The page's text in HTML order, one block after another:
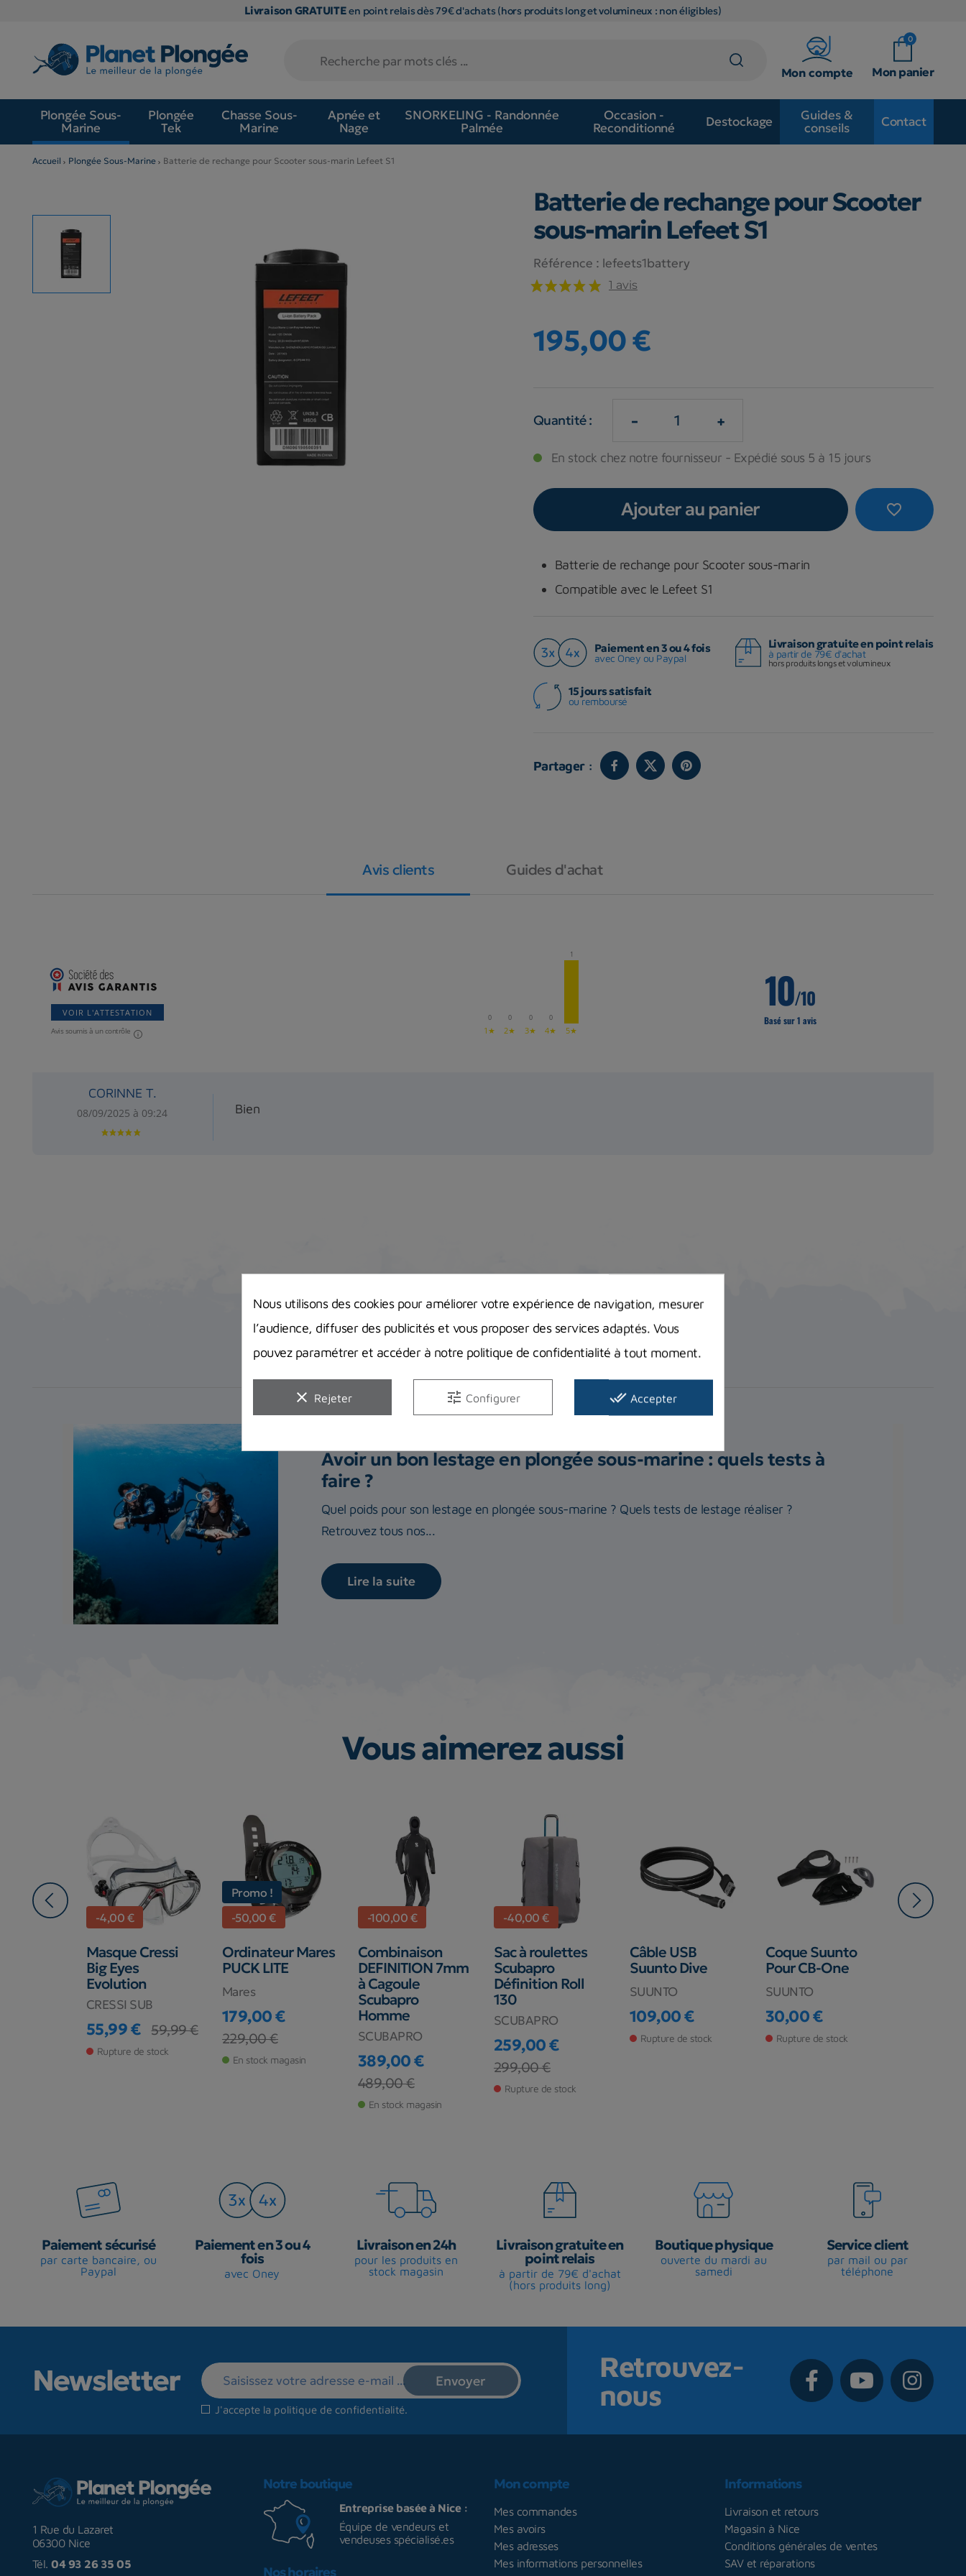
Livraison GRATUITEen point relais dès 79€ d'achats (hors produits long et volumineux : non éligibles)
Mon compte
0
Mon panier
Plongée Sous-
Marine
Plongée
Tek
Chasse Sous-
Marine
Apnée et
Nage
SNORKELING - Randonnée
Palmée
Occasion -
Reconditionné
Destockage
Guides &
conseils
Contact
Accueil Plongée Sous-Marine Batterie de rechange pour Scooter sous-marin Lefeet S1
Batterie de rechange pour Scooter
sous-marin Lefeet S1
Référence : lefeets1battery
1 avis
195,00 €
Quantité : - +
En stock chez notre fournisseur - Expédié sous 5 à 15 jours
favorite_border
Ajouter au panier
Batterie de rechange pour Scooter sous-marin
Compatible avec le Lefeet S1
Paiement en 3 ou 4 fois
avec Oney ou Paypal
Livraison gratuite en point relais
à partir de 79€ d'achat
hors produits longs et volumineux
15 jours satisfait
ou remboursé
Partager :
Avis clients Guides d'achat
VOIR L'ATTESTATION
Avis soumis à un contrôle
0
1★
0
2★
0
3★
0
4★
1
5★
10/10
Basé sur 1 avis
CORINNE T.
08/09/2025 à 09:24 Bien
Avis clients Guides d'achat
Avoir un bon lestage en plongée sous-marine : quels tests à
faire ?
Quel poids pour son lestage en plongée sous-marine ? Quels tests de lestage réaliser ?
Retrouvez tous nos...
Lire la suite
Vous aimerez aussi
-4,00 €
Masque Cressi
Big Eyes
Evolution
CRESSI SUB
Prix
55,99 €
Prix de base
59,99 €
Rupture de stock
Promo !
-50,00 €
Ordinateur Mares
PUCK LITE
Mares
Prix
179,00 €
Prix de base
229,00 €
En stock magasin
-100,00 €
Combinaison
DEFINITION 7mm
à Cagoule
Scubapro
Homme
SCUBAPRO
Prix
389,00 €
Prix de base
489,00 €
En stock magasin
-40,00 €
Sac à roulettes
Scubapro
Définition Roll
130
SCUBAPRO
Prix
259,00 €
Prix de base
299,00 €
Rupture de stock
Câble USB
Suunto Dive
SUUNTO
Prix
109,00 €
Rupture de stock
Coque Suunto
Pour CB-One
SUUNTO
Prix
30,00 €
Rupture de stock
Paiement sécurisé
par carte bancaire, ou
Paypal
Paiement en 3 ou 4
fois
avec Oney
Livraison en 24h
pour les produits en
stock magasin
Livraison gratuite en
point relais
à partir de 79€ d'achat
(hors produits long)
Boutique physique
ouverte du mardi au
samedi
Service client
par mail ou par
téléphone
Newsletter
J'accepte la politique de confidentialité.
Retrouvez-
nous
1 Rue du Lazaret
06300 Nice
Tél. 04 93 26 35 05
Notre boutique
Entreprise basée à Nice :
Équipe de vendeurs et
vendeuses spécialisé.es
Nos horaires
Mon compte
Mes commandes
Mes avoirs
Mes adresses
Mes informations personnelles
Informations
Livraison et retours
Magasin à Nice
Conditions générales de ventes
SAV et réparations
Nous utilisons des cookies pour améliorer votre expérience de navigation, mesurer
l’audience, diffuser des publicités et vous proposer des services adaptés. Vous
pouvez paramétrer et accéder à notre politique de confidentialité à tout moment.
clear Rejeter tune Configurer done_all Accepter